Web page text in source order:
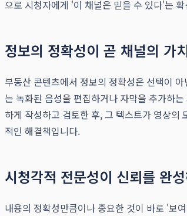
으로 시청자에게 '이 채널은 믿을 수 있다'는
정보의 정확성이 곧 채널의 가
부동산 콘텐츠에서 정보의 정확성은 선택이
는 녹화된 음성을 편집하거나 자막을 추가하
하게 작성하고 검토한 후, 그 텍스트가 영상
적인 해결책입니다.
시청각적 전문성이 신뢰를 완
내용의 정확성만큼이나 중요한 것이 바로 '보